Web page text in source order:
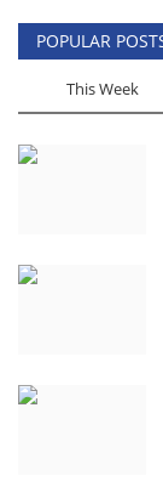
POPULAR
This Week